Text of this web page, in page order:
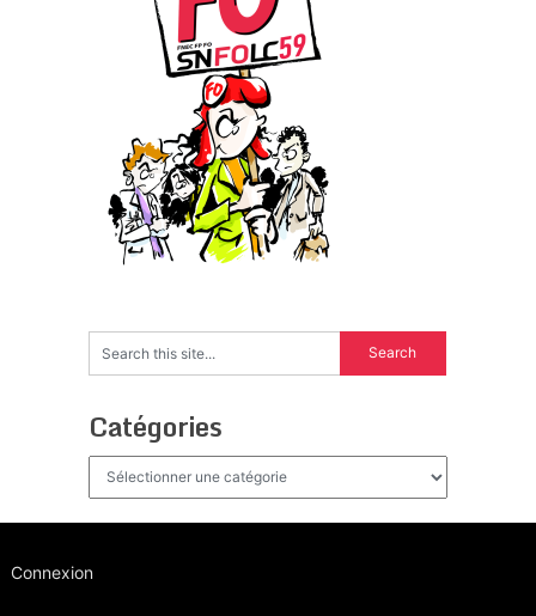
Catégories
Catégories
Connexion